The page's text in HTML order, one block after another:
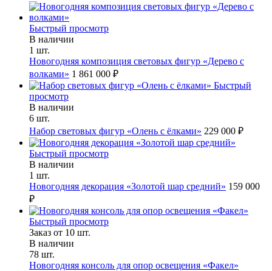
Быстрый просмотр
В наличии
1 шт.
Новогодняя композиция световых фигур «Дерево с
волками» 1 861 000 ₽
Быстрый
просмотр
В наличии
6 шт.
Набор световых фигур «Олень с ёлками» 229 000 ₽
Быстрый просмотр
В наличии
1 шт.
Новогодняя декорация «Золотой шар средний» 159 000
₽
Быстрый просмотр
Заказ от 10 шт.
В наличии
78 шт.
Новогодняя консоль для опор освещения «Факел»